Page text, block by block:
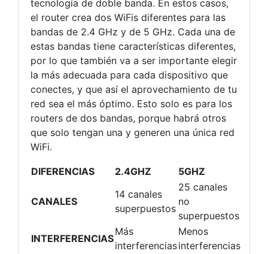
tecnología de doble banda. En estos casos,
el router crea dos WiFis diferentes para las
bandas de 2.4 GHz y de 5 GHz. Cada una de
estas bandas tiene características diferentes,
por lo que también va a ser importante elegir
la más adecuada para cada dispositivo que
conectes, y que así el aprovechamiento de tu
red sea el más óptimo. Esto solo es para los
routers de dos bandas, porque habrá otros
que solo tengan una y generen una única red
WiFi.
DIFERENCIAS 2.4GHZ 5GHZ
CANALES
14 canales
superpuestos
25 canales
no
superpuestos
INTERFERENCIAS
Más
interferencias
Menos
interferencias